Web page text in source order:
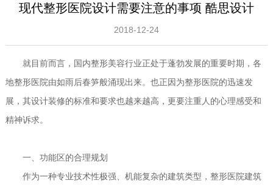
现代整形医院设计需要注意的事项 酷思设计
2018-12-24
就目前而言，国内整形美容行业正处于蓬勃发展的重要时期，各
地整形医院由如雨后春笋般涌现出来。也正因为整形医院的迅速发
展，其设计装修的标准和要求也越来越高，更要注重人的心理感受和
精神诉求。
一、功能区的合理规划
作为一种专业技术性极强、机能复杂的建筑类型，整形医院建筑